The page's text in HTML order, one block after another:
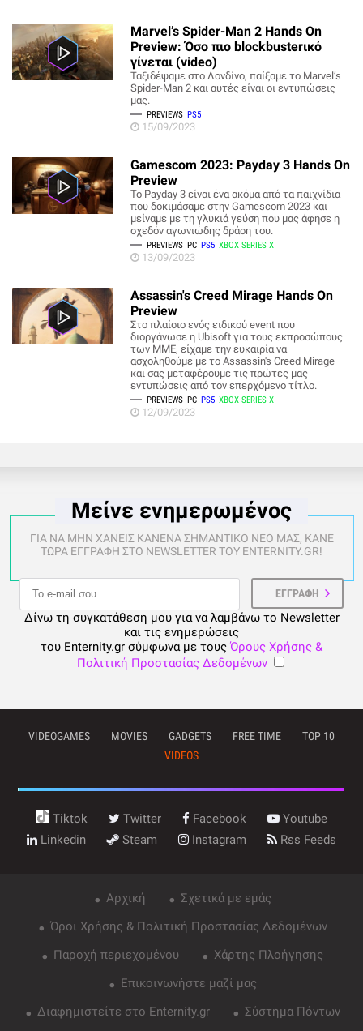
Marvel’s Spider-Man 2 Hands On
Preview: Όσο πιο blockbusterικό
γίνεται (video)
Ταξιδέψαμε στο Λονδίνο, παίξαμε το Marvel’s
Spider-Man 2 και αυτές είναι οι εντυπώσεις
μας.
PREVIEWS PS5
15/09/2023
Gamescom 2023: Payday 3 Hands On
Preview
Το Payday 3 είναι ένα ακόμα από τα παιχνίδια
που δοκιμάσαμε στην Gamescom 2023 και
μείναμε με τη γλυκιά γεύση που μας άφησε η
σχεδόν αγωνιώδης δράση του.
PREVIEWS PC PS5 XBOX SERIES X
13/09/2023
Assassin's Creed Mirage Hands On
Preview
Στο πλαίσιο ενός ειδικού event που
διοργάνωσε η Ubisoft για τους εκπροσώπους
των ΜΜΕ, είχαμε την ευκαιρία να
ασχοληθούμε με το Assassin's Creed Mirage
και σας μεταφέρουμε τις πρώτες μας
εντυπώσεις από τον επερχόμενο τίτλο.
PREVIEWS PC PS5 XBOX SERIES X
12/09/2023
Μείνε ενημερωμένος
ΓΙΑ ΝΑ ΜΗΝ ΧΑΝΕΙΣ ΚΑΝΕΝΑ ΣΗΜΑΝΤΙΚΟ ΝΕΟ ΜΑΣ, ΚΑΝΕ
ΤΩΡΑ ΕΓΓΡΑΦΗ ΣΤΟ NEWSLETTER ΤΟΥ ENTERNITY.GR!
Δίνω τη συγκατάθεση μου για να λαμβάνω το Newsletter
και τις ενημερώσεις
του Enternity.gr σύμφωνα με τους Όρους Χρήσης &
Πολιτική Προστασίας Δεδομένων
VIDEOGAMES MOVIES GADGETS FREE TIME
TOP 10
VIDEOS
Tiktok Twitter Facebook
Youtube
Linkedin
Steam Instagram Rss Feeds
Αρχική
Σχετικά με εμάς
Όροι Χρήσης & Πολιτική Προστασίας Δεδομένων
Παροχή περιεχομένου
Χάρτης Πλοήγησης
Επικοινωνήστε μαζί μας
Διαφημιστείτε στο Enternity.gr
Σύστημα Πόντων